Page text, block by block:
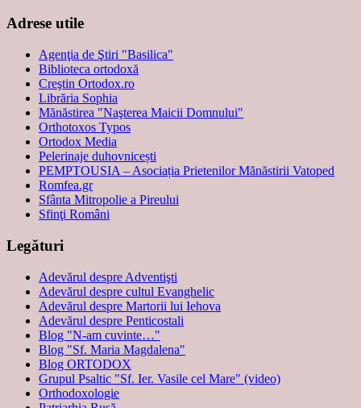
Adrese utile
Agenţia de Ştiri "Basilica"
Biblioteca ortodoxă
Creştin Ortodox.ro
Librăria Sophia
Mănăstirea "Naşterea Maicii Domnului"
Orthotoxos Typos
Ortodox Media
Pelerinaje duhovnicești
PEMPTOUSIA – Asociația Prietenilor Mănăstirii Vatoped
Romfea.gr
Sfânta Mitropolie a Pireului
Sfinţi Români
Legături
Adevărul despre Adventişti
Adevărul despre cultul Evanghelic
Adevărul despre Martorii lui Iehova
Adevărul despre Penticostali
Blog "N-am cuvinte…"
Blog "Sf. Maria Magdalena"
Blog ORTODOX
Grupul Psaltic "Sf. Ier. Vasile cel Mare" (video)
Orthodoxologie